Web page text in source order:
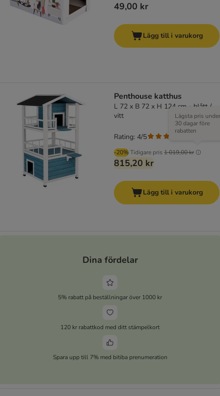
49,00 kr
Lägg till i varukorg
Penthouse katthus
L 72 x B 72 x H 124 cm - blått /
vitt
-20%Tidigare pris 1 019,00 kr
Lägsta pris under
30 dagar före
rabatten
815,20 kr
Rating: 4/5
Lägg till i varukorg
Dina fördelar
5% rabatt på beställningar över 1000 kr
120 kr rabattkod med ditt stämpelkort
Spara upp till 7% med bitiba prenumeration